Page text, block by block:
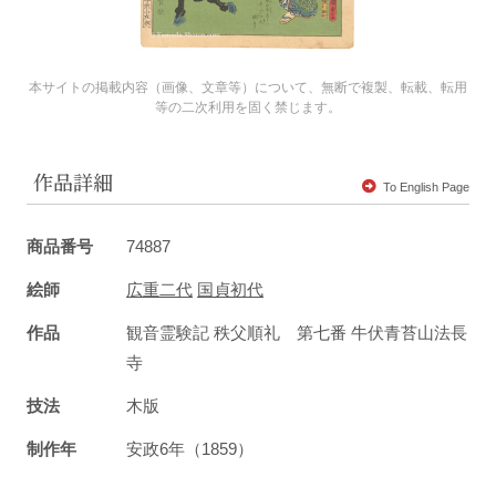
本サイトの掲載内容（画像、文章等）について、無断で複製、転載、転用
等の二次利用を固く禁じます。
作品詳細 To English Page
商品番号 74887
絵師 広重二代 国貞初代
作品
観音霊験記 秩父順礼 第七番 牛伏青苔山法長
寺
技法 木版
制作年 安政6年（1859）